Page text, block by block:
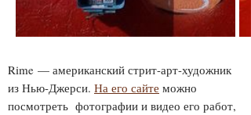
Rime — американский стрит-арт-художник
из Нью-Джерси. На его сайте можно
посмотреть фотографии и видео его работ,